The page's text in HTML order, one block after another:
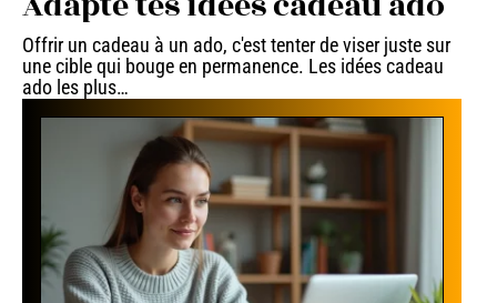
Offrir un cadeau à un ado, c'est tenter de viser juste sur
une cible qui bouge en permanence. Les idées cadeau
ado les plus…